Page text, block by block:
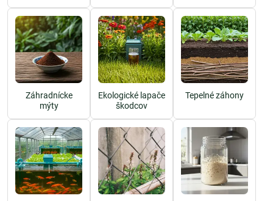
Záhradnícke
mýty
Ekologické lapače
škodcov
Tepelné záhony